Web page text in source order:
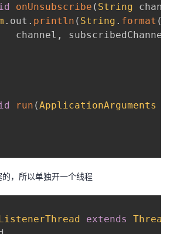
onUnsubscribe ( String
. out . println ( String . format (
channel
,
run (ApplicationArguments
，所以单独开一个线程
extends Thread